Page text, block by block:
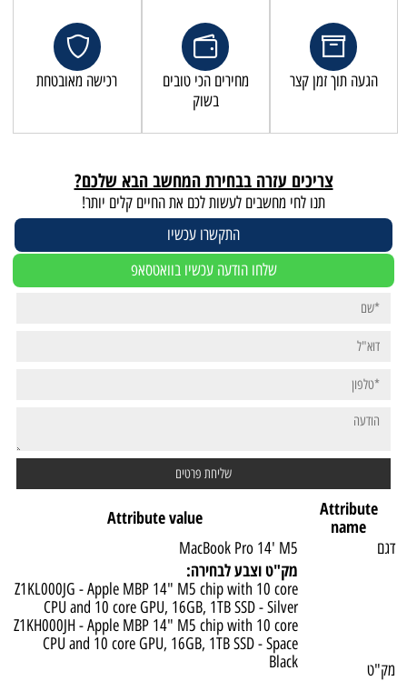
הגעה תוך זמן קצר
מחירים הכי טובים
בשוק
רכישה מאובטחת
צריכים עזרה בבחירת המחשב הבא שלכם?
תנו לחי מחשבים לעשות לכם את החיים קלים יותר!
התקשרו עכשיו
שלחו הודעה עכשיו בוואטסאפ
Attribute
name
Attribute value
דגם MacBook Pro 14' M5
מק"ט
מק"ט וצבע לבחירה:
Z1KL000JG - Apple MBP 14" M5 chip with 10 core
CPU and 10 core GPU, 16GB, 1TB SSD - Silver
Z1KH000JH - Apple MBP 14" M5 chip with 10 core
CPU and 10 core GPU, 16GB, 1TB SSD - Space
Black